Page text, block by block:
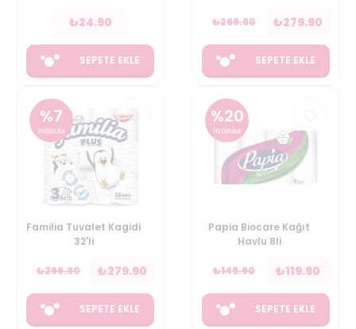
₺24.90
SEPETE EKLE
₺299.90 ₺279.90
SEPETE EKLE
%7
İNDİRİM
Familia Tuvalet Kagidi
32'li
₺299.90 ₺279.90
SEPETE EKLE
%20
İNDİRİM
Papia Biocare Kağıt
Havlu 8li
₺149.90 ₺119.90
SEPETE EKLE